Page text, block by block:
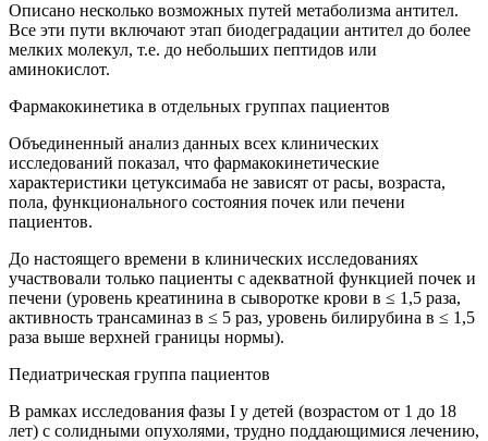
Описано несколько возможных путей метаболизма антител.
Все эти пути включают этап биодеградации антител до более
мелких молекул, т.е. до небольших пептидов или
аминокислот.
Фармакокинетика в отдельных группах пациентов
Объединенный анализ данных всех клинических
исследований показал, что фармакокинетические
характеристики цетуксимаба не зависят от расы, возраста,
пола, функционального состояния почек или печени
пациентов.
До настоящего времени в клинических исследованиях
участвовали только пациенты с адекватной функцией почек и
печени (уровень креатинина в сыворотке крови в ≤ 1,5 раза,
активность трансаминаз в ≤ 5 раз, уровень билирубина в ≤ 1,5
раза выше верхней границы нормы).
Педиатрическая группа пациентов
В рамках исследования фазы I у детей (возрастом от 1 до 18
лет) с солидными опухолями, трудно поддающимися лечению,